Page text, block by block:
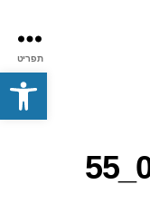
פתח סרגל נגישות
תפריט